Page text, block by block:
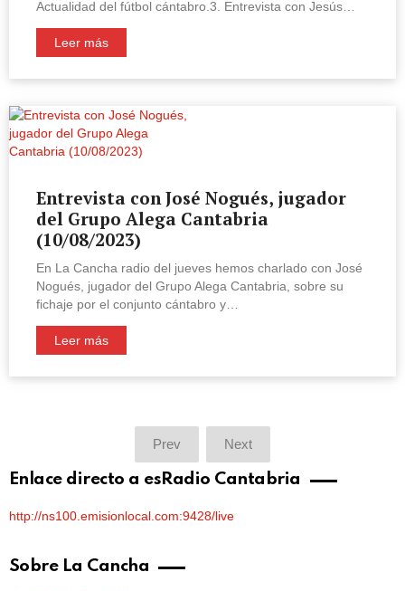
Actualidad del fútbol cántabro.3. Entrevista con Jesús…
Leer más
Entrevista con José Nogués, jugador
del Grupo Alega Cantabria
(10/08/2023)
En La Cancha radio del jueves hemos charlado con José
Nogués, jugador del Grupo Alega Cantabria, sobre su
fichaje por el conjunto cántabro y…
Leer más
Prev Next
Enlace directo a esRadio Cantabria
http://ns100.emisionlocal.com:9428/live
Sobre La Cancha